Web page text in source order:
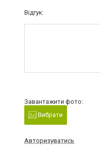
Відгук:
Завантажити фото:
Вибрати
Авторизуватись